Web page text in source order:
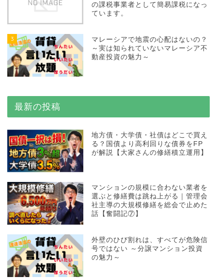
の課税事業者として簡易課税になっ
ています。
3
マレーシアで地震の心配はないの？
～実は知られていないマレーシア不
動産投資の魅力～
最新の投稿
地方債・大学債・社債はどこで買え
る？国債より高利回りな債券をFP
が解説【大家さんの修繕積立運用】
マンションの規模に合わない業者を
選ぶと修繕費は跳ね上がる｜管理会
社主導の大規模修繕を総会で止めた
話【奮闘記⑦】
外壁のひび割れは、すべてが危険信
号ではない ～分譲マンション投資
の魅力～